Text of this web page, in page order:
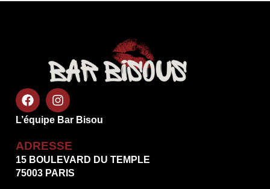
L’équipe Bar Bisou
ADRESSE
15 BOULEVARD DU TEMPLE
75003 PARIS